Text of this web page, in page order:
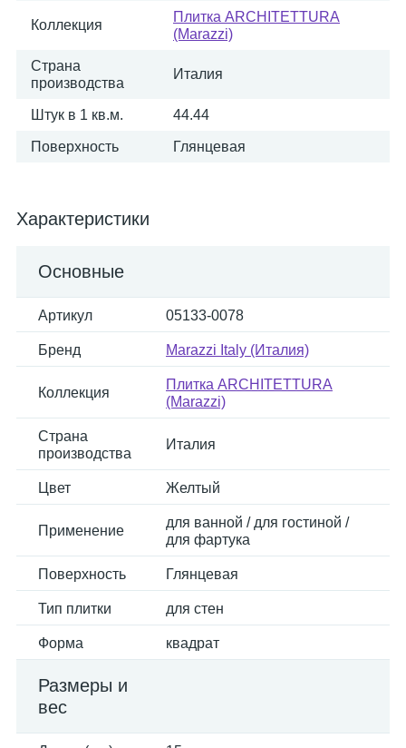
Коллекция
Плитка ARCHITETTURA
(Marazzi)
Страна
производства
Италия
Штук в 1 кв.м. 44.44
Поверхность Глянцевая
Характеристики
Основные
Артикул 05133-0078
Бренд Marazzi Italy (Италия)
Коллекция
Плитка ARCHITETTURA
(Marazzi)
Страна
производства
Италия
Цвет Желтый
Применение
для ванной / для гостиной /
для фартука
Поверхность Глянцевая
Тип плитки для стен
Форма квадрат
Размеры и
вес